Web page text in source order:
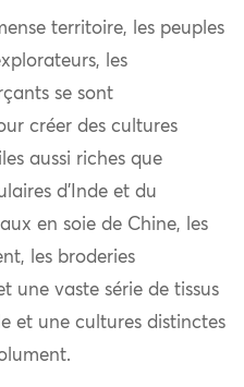
territoire, les peuples
les
se sont
créer des cultures
aussi riches que
d’Inde et du
en soie de Chine, les
les broderies
une vaste série de tissus
et une cultures distinctes